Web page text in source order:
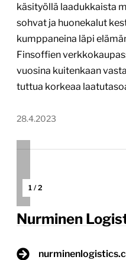
käsityöllä laadukkaista
sohvat ja huonekalut
kumppaneina läpi
Finsoffien
vuosina kuitenkaan
tuttua korkeaa
28.4.2023
1 / 2
Nurminen